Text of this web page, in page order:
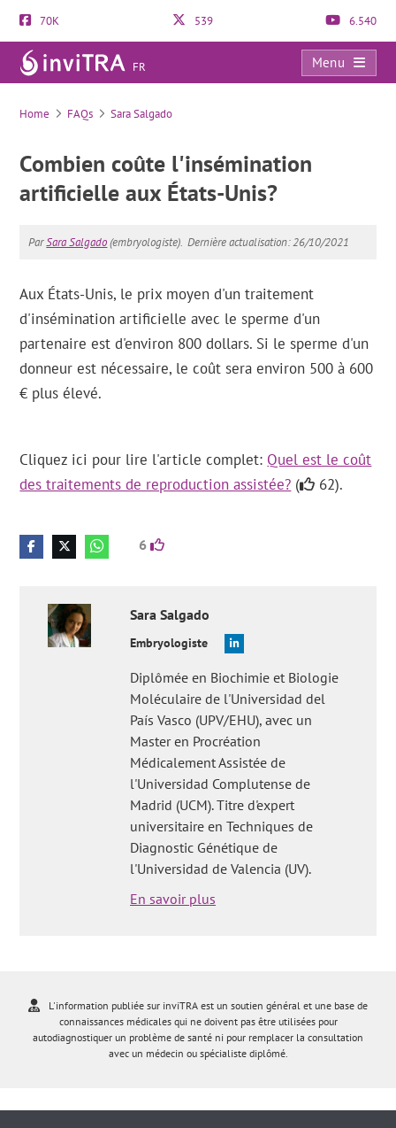
70K 539 6.540
FR
Menu
FAQs
Home FAQs Sara Salgado
Combien coûte l'insémination
artificielle aux États-Unis?
ParSara Salgado(embryologiste). Dernière actualisation: 26/10/2021
Aux États-Unis, le prix moyen d'un traitement
d'insémination artificielle avec le sperme d'un
partenaire est d'environ 800 dollars. Si le sperme d'un
donneur est nécessaire, le coût sera environ 500 à 600
€ plus élevé.
Cliquez ici pour lire l'article complet: Quel est le coût
des traitements de reproduction assistée? ( 62).
6
Sara Salgado
Embryologiste
Diplômée en Biochimie et Biologie
Moléculaire de l'Universidad del
País Vasco (UPV/EHU), avec un
Master en Procréation
Médicalement Assistée de
l'Universidad Complutense de
Madrid (UCM). Titre d'expert
universitaire en Techniques de
Diagnostic Génétique de
l'Universidad de Valencia (UV).
En savoir plus
L'information publiée sur inviTRA est un soutien général et une base de
connaissances médicales qui ne doivent pas être utilisées pour
autodiagnostiquer un problème de santé ni pour remplacer la consultation
avec un médecin ou spécialiste diplômé.